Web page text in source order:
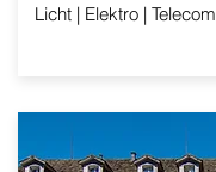
Licht | Elektro | Telecom